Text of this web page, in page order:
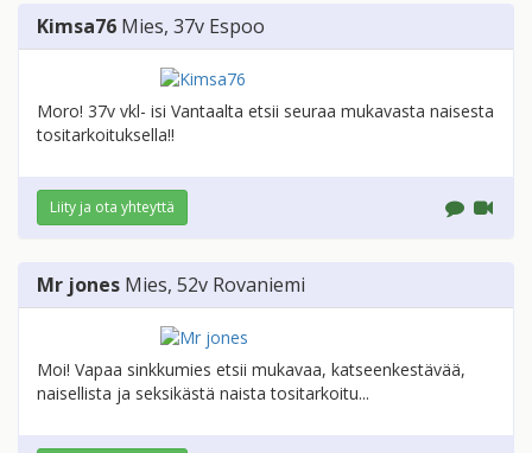
Kimsa76 Mies, 37v Espoo
Moro! 37v vkl- isi Vantaalta etsii seuraa mukavasta naisesta
tositarkoituksella!!
Liity ja ota yhteyttä
Mr jones Mies, 52v Rovaniemi
Moi! Vapaa sinkkumies etsii mukavaa, katseenkestävää,
naisellista ja seksikästä naista tositarkoitu...